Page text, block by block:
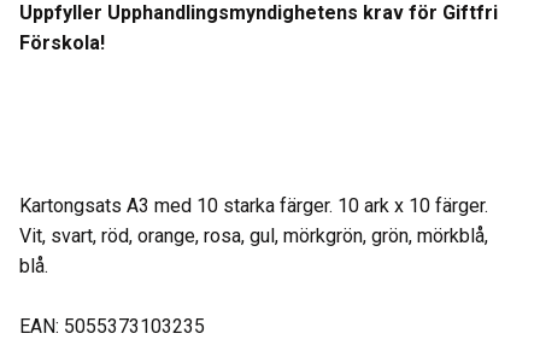
Uppfyller Upphandlingsmyndighetens krav för Giftfri
Förskola!
Kartongsats A3 med 10 starka färger. 10 ark x 10 färger.
Vit, svart, röd, orange, rosa, gul, mörkgrön, grön, mörkblå,
blå.
EAN: 5055373103235